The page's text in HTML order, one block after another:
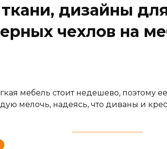
дизайны
чехлов на
мебель стоит недешево, поэтому
мелочь, надеясь, что диваны и